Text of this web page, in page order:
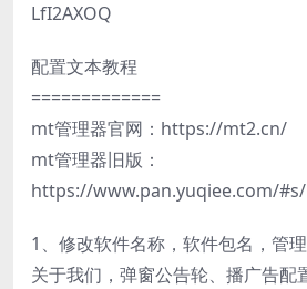
LfI2AXOQ
配置文本教程
=============
mt管理器官网：https://mt2.cn/
mt管理器旧版：
https://www.pan.yuqiee.com/#s/
1、修改软件名称，软件包名，管
关于我们，弹窗公告轮、播广告配